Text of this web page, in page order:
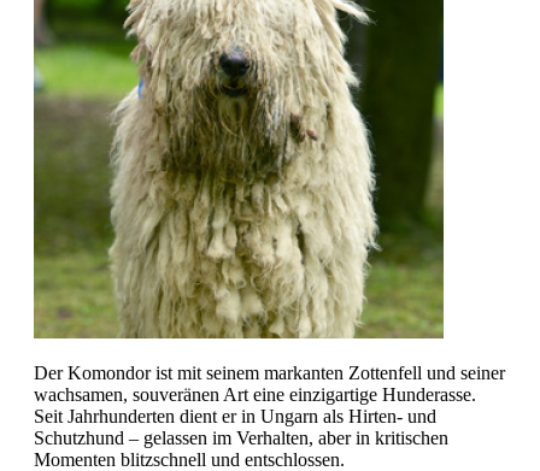
Der Komondor ist mit seinem markanten Zottenfell und seiner
wachsamen, souveränen Art eine einzigartige Hunderasse.
Seit Jahrhunderten dient er in Ungarn als Hirten- und
Schutzhund – gelassen im Verhalten, aber in kritischen
Momenten blitzschnell und entschlossen.